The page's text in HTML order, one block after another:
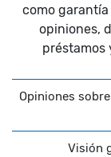
como
opiniones,
préstamos
Opiniones
Visión